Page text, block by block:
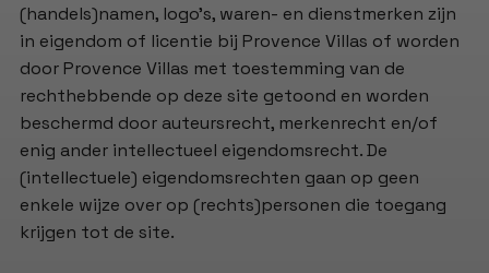
(handels)namen, logo's, waren- en dienstmerken zijn
in eigendom of licentie bij Provence Villas of worden
door Provence Villas met toestemming van de
rechthebbende op deze site getoond en worden
beschermd door auteursrecht, merkenrecht en/of
enig ander intellectueel eigendomsrecht. De
(intellectuele) eigendomsrechten gaan op geen
enkele wijze over op (rechts)personen die toegang
krijgen tot de site.